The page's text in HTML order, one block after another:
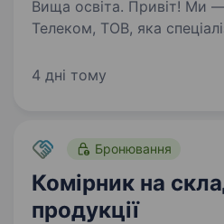
Вища освіта. Привіт! Ми — компанія Білдинг
Телеком, ТОВ, яка
мобільних операторів, а
4 дні тому
Бронювання
Комірник на
продукції